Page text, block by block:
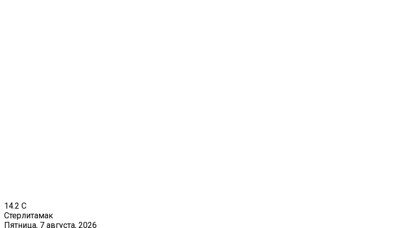
14.2 C
Стерлитамак
Пятница, 7 августа, 2026